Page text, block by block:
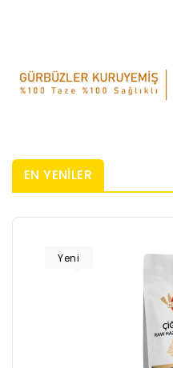
EN YENİLER
Yeni